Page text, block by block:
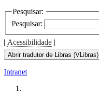
Pesquisar:
Pesquisar:
| Acessibilidade |
Abrir tradutor de Libras (VLibras)
Intranet